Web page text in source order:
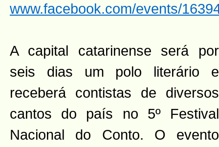
www.facebook.com/events/
A capital catarinense será por
seis dias um polo literário e
receberá contistas de diversos
cantos do país no 5º Festival
Nacional do Conto. O evento